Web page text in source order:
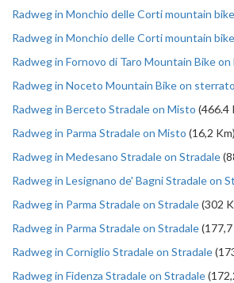
Radweg in Monchio delle Corti mountain
Radweg in Monchio delle Corti mountain
Radweg in Fornovo di Taro Mountain Bike
Radweg in Noceto Mountain Bike on sterrato
Radweg in Berceto Stradale on Misto (466.4
Radweg in Parma Stradale on Misto (16,2 Km)
Radweg in Medesano Stradale on Stradale
Radweg in Lesignano de' Bagni Stradale on
Radweg in Parma Stradale on Stradale(302
Radweg in Parma Stradale on Stradale(177,7
Radweg in Corniglio Stradale on Stradale
Radweg in Fidenza Stradale on Stradale